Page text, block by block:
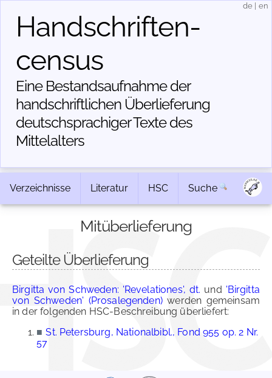
Handschriften­
census
Eine Bestandsaufnahme der
handschriftlichen Über­lieferung
deutschsprachiger Texte des
Mittelalters
de en
Verzeichnisse Literatur HSC Suche
Mitüberlieferung
Geteilte Überlieferung
Birgitta von Schweden: 'Revelationes', dt. und 'Birgitta
von Schweden' (Prosalegenden)werden gemeinsam
in der folgenden HSC-Beschreibung überliefert:
■ St. Petersburg, Nationalbibl., Fond 955 op. 2 Nr.
57